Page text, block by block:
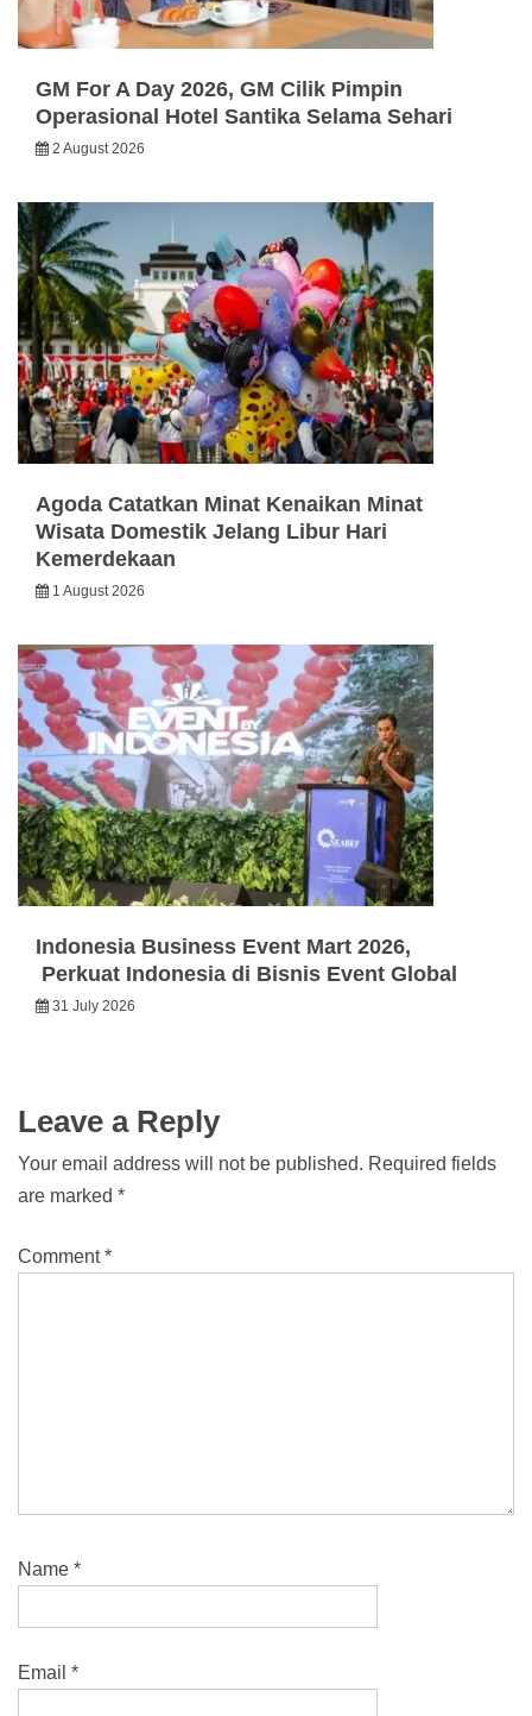
GM For A Day 2026, GM Cilik Pimpin
Operasional Hotel Santika Selama Sehari
2 August 2026
Agoda Catatkan Minat Kenaikan Minat
Wisata Domestik Jelang Libur Hari
Kemerdekaan
1 August 2026
Indonesia Business Event Mart 2026,
Perkuat Indonesia di Bisnis Event Global
31 July 2026
Leave a Reply
Your email address will not be published. Required fields
are marked *
Comment*
Name *
Email *